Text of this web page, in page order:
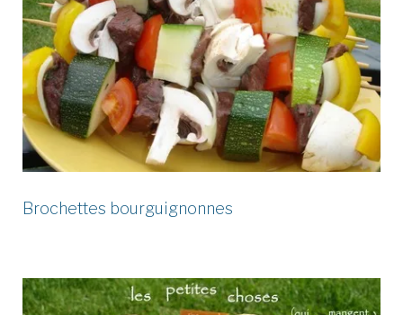
Brochettes bourguignonnes